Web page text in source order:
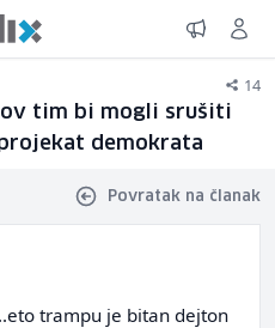
14
tim bi mogli srušiti
demokrata
Povratak na članak
trampu je bitan dejton